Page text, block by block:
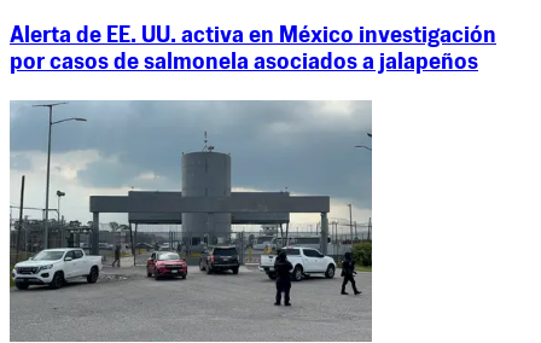
Alerta de EE. UU. activa en México investigación
por casos de salmonela asociados a jalapeños